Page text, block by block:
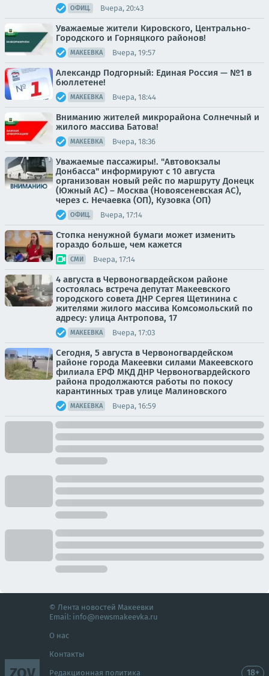
ОФИЦ. Вчера, 20:43
Уважаемые жители Кировского, Центрально-
Городского и Горняцкого районов!
МАКЕЕВКА Вчера, 19:57
Александр Подгорный: Единая Россия — №1 в
бюллетене!
МАКЕЕВКА Вчера, 18:44
Вниманию жителей микрорайона Солнечный и
жилого массива Батова!
МАКЕЕВКА Вчера, 18:36
Уважаемые пассажиры!. "Автовокзалы
Донбасса" информируют с 10 августа
организован новый рейс по маршруту Донецк
(Южный АС) – Москва (Новоясеневская АС),
через с. Нечаевка (ОП), Кузовка (ОП)
ОФИЦ. Вчера, 17:14
Стопка ненужной бумаги может изменить
гораздо больше, чем кажется
СМИ Вчера, 17:14
4 августа в Червоногвардейском районе
состоялась встреча депутат Макеевского
городского совета ДНР Сергея Щетинина с
жителями жилого массива Комсомольский по
адресу: улица Антропова, 17
МАКЕЕВКА Вчера, 17:03
Сегодня, 5 августа в Червоногвардейском
районе города Макеевки силами Макеевского
филиала ЕРФ МКД ДНР Червоногвардейского
района продолжаются работы по покосу
карантинных трав улице Малиновского
МАКЕЕВКА Вчера, 16:59
© Лента новостей Макеевки
Email: info@newsmakeevka.ru
О нас
Контакты
Редакционная политика 18+